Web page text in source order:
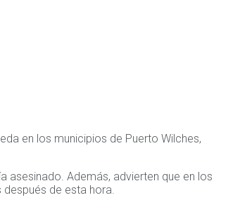
en los municipios de Puerto Wilches,
asesinado. Además, advierten que en los
de esta hora.